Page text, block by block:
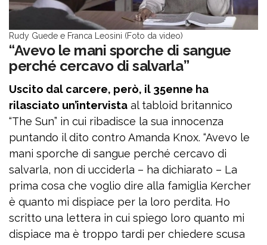
Rudy Guede e Franca Leosini (Foto da video)
“Avevo le mani sporche di sangue
perché cercavo di salvarla”
Uscito dal carcere, però, il 35enne ha
rilasciato un’intervista al tabloid britannico
“The Sun” in cui ribadisce la sua innocenza
puntando il dito contro Amanda Knox. “Avevo le
mani sporche di sangue perché cercavo di
salvarla, non di ucciderla – ha dichiarato – La
prima cosa che voglio dire alla famiglia Kercher
è quanto mi dispiace per la loro perdita. Ho
scritto una lettera in cui spiego loro quanto mi
dispiace ma è troppo tardi per chiedere scusa